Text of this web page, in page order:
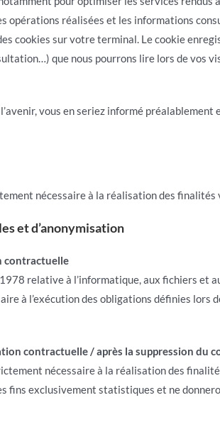
opérations réalisées et les informations
cookies sur votre terminal. Le cookie
que nous pourrons lire lors de vos
vous en seriez informé
nécessaire à la réalisation des finalités
et d’anonymisation
contractuelle
relative à l’informatique, aux fichiers et
à l’exécution des obligations définies
contractuelle / après la suppression du
nécessaire à la réalisation des
fins exclusivement statistiques et ne